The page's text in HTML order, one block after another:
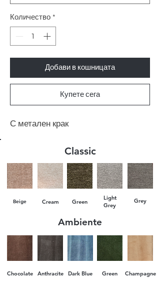
Количество *
Добави в кошницата
Купете сега
С метален крак
Classic
Beige Cream Green
Light
Grey
Grey
Ambiente
Dark Blue
Anthracite
Chocolate Green Champagne